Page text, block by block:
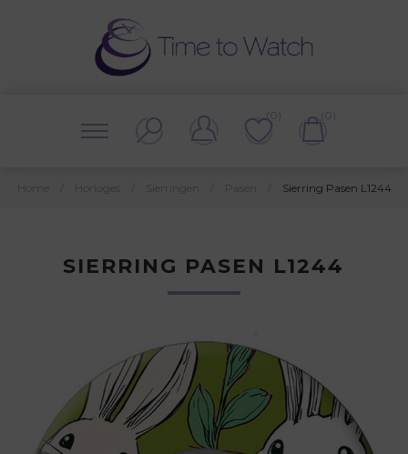
(0) (0)
Sierring Pasen L1244
SIERRING PASEN L1244